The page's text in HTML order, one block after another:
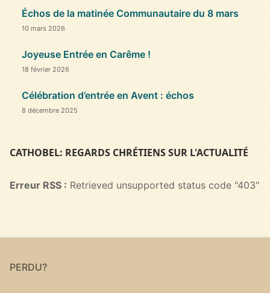
Échos de la matinée Communautaire du 8 mars
10 mars 2026
Joyeuse Entrée en Carême !
18 février 2026
Célébration d’entrée en Avent : échos
8 décembre 2025
CATHOBEL: REGARDS CHRÉTIENS SUR L'ACTUALITÉ
Erreur RSS : Retrieved unsupported status code "403"
PERDU?